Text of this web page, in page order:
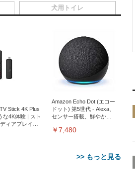
Stick 4K Plus
な4K体験 | スト
ィアプレイヤ
Amazon Echo Dot (エコー
ドット) 第5世代 - Alexa、
センサー搭載、鮮やかな
￥7,480
>> もっと見る
犬用トイレ